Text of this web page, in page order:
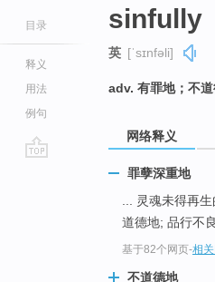
目录
释义
用法
例句
sinfully
英 [ˈsɪnfəli]
adv. 有罪地；不
网络释义
罪孽深重地
... 灵魂未得再
道德地; 品行不
基于82个网页-相
不道德地